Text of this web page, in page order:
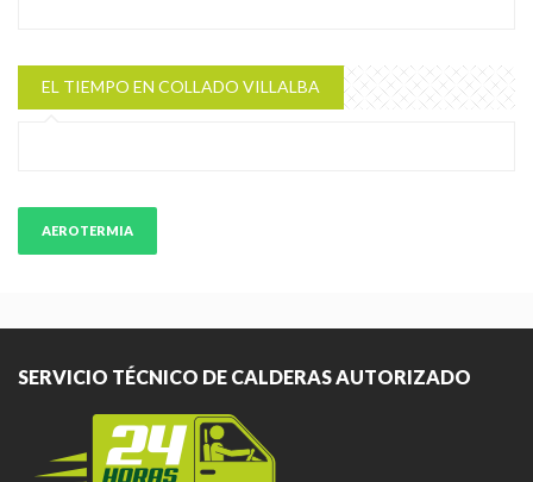
EL TIEMPO EN COLLADO VILLALBA
AEROTERMIA
SERVICIO TÉCNICO DE CALDERAS AUTORIZADO